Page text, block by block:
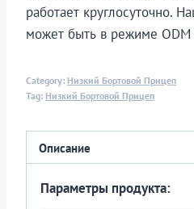
работает круглосуточно.
может быть в режиме ODM
Category: Низкий Бортовой Прицеп
Tag: Низкий Бортовой Прицеп
Описание
Параметры продукта: